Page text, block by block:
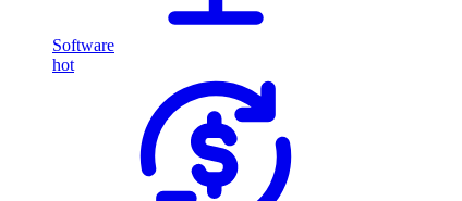
Software
hot